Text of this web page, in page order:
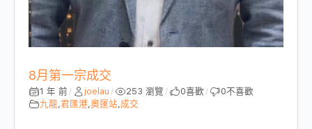
8月第一宗成交
1 年 前 / joelau / 253 瀏覽 / 0喜歡 / 0不喜歡
九龍 君匯港 奧運站 成交